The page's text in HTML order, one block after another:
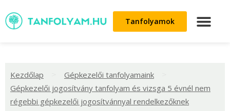
Tanfolyamok
Kezdőlap Gépkezelői tanfolyamaink
Gépkezelői jogosítvány tanfolyam és vizsga 5 évnél nem
régebbi gépkezelői jogosítvánnyal rendelkezőknek